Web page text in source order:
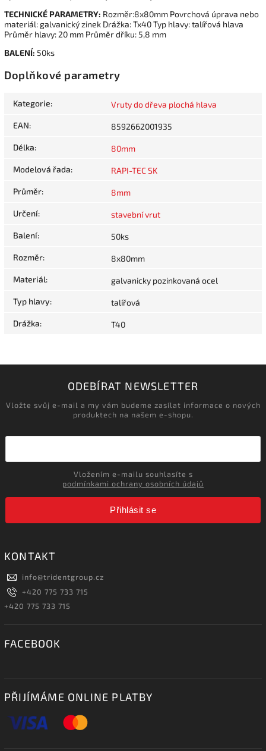
TECHNICKÉ PARAMETRY: Rozměr:8x80mm Povrchová úprava nebo
materiál: galvanický zinek Drážka: Tx40 Typ hlavy: talířová hlava
Průměr hlavy: 20 mm Průměr dříku: 5,8 mm
BALENÍ: 50ks
Doplňkové parametry
Kategorie: Vruty do dřeva plochá hlava
EAN: 8592662001935
Délka: 80mm
Modelová řada: RAPI-TEC SK
Průměr: 8mm
Určení: stavební vrut
Balení: 50ks
Rozměr: 8x80mm
Materiál: galvanicky pozinkovaná ocel
Typ hlavy: talířová
Drážka: T40
ODEBÍRAT NEWSLETTER
Vložte svůj e-mail a my vám budeme zasílat informace o nových
produktech na našem e-shopu.
podmínkami ochrany osobních údajů
Přihlásit se
KONTAKT
info@tridentgroup.cz
+420 775 733 715
+420 775 733 715
FACEBOOK
PŘIJÍMÁME ONLINE PLATBY